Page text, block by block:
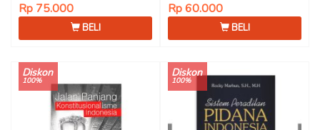
Rp 75.000
BELI
Rp 60.000
BELI
Diskon
100%
Diskon
100%